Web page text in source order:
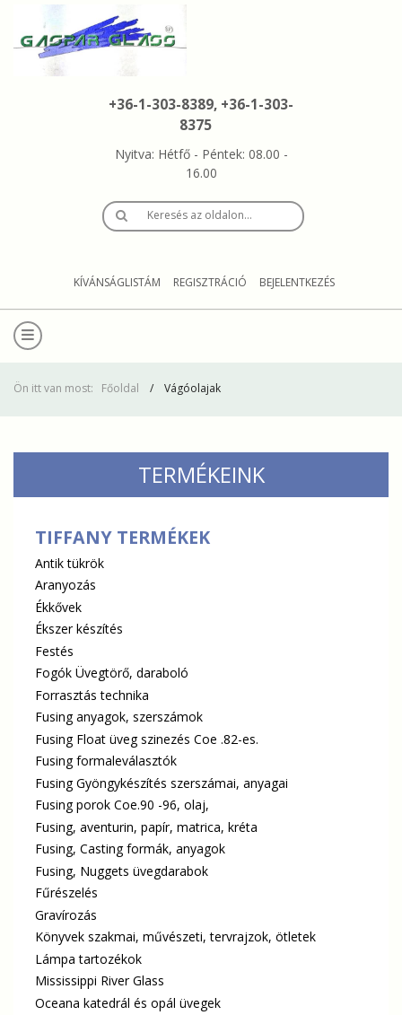
+36-1-303-8389, +36-1-303-
8375
Nyitva: Hétfő - Péntek: 08.00 -
16.00
Keresés az oldalon…
KÍVÁNSÁGLISTÁM REGISZTRÁCIÓ BEJELENTKEZÉS
Ön itt van most: Főoldal Vágóolajak
TERMÉKEINK
TIFFANY TERMÉKEK
Antik tükrök
Aranyozás
Ékkővek
Ékszer készítés
Festés
Fogók Üvegtörő, daraboló
Forrasztás technika
Fusing anyagok, szerszámok
Fusing Float üveg szinezés Coe .82-es.
Fusing formaleválasztók
Fusing Gyöngykészítés szerszámai, anyagai
Fusing porok Coe.90 -96, olaj,
Fusing, aventurin, papír, matrica, kréta
Fusing, Casting formák, anyagok
Fusing, Nuggets üvegdarabok
Fűrészelés
Gravírozás
Könyvek szakmai, művészeti, tervrajzok, ötletek
Lámpa tartozékok
Mississippi River Glass
Oceana katedrál és opál üvegek